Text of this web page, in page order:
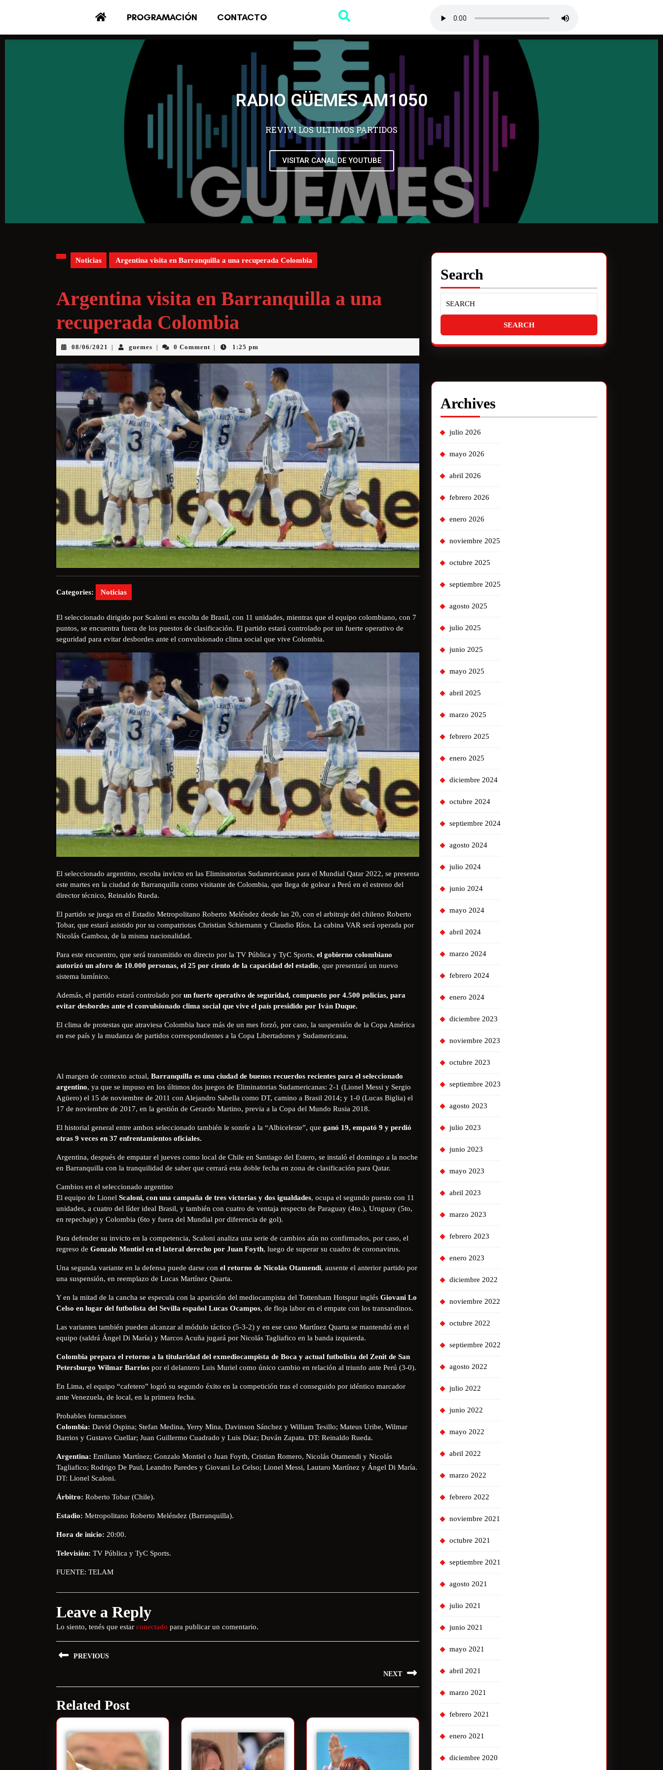
PROGRAMACIÓN CONTACTO
RADIO GÜEMES AM1050
REVIVI LOS ULTIMOS PARTIDOS
VISITAR CANAL DE YOUTUBE
Noticias Argentina visita en Barranquilla a una recuperada Colombia
Argentina visita en Barranquilla a una
recuperada Colombia
08/06/2021 guemes 0 Comment 1:25 pm
Categories: Noticias
El seleccionado dirigido por Scaloni es escolta de Brasil, con 11 unidades, mientras que el equipo colombiano, con 7
puntos, se encuentra fuera de los puestos de clasificación. El partido estará controlado por un fuerte operativo de
seguridad para evitar desbordes ante el convulsionado clima social que vive Colombia.
El seleccionado argentino, escolta invicto en las Eliminatorias Sudamericanas para el Mundial Qatar 2022, se presenta
este martes en la ciudad de Barranquilla como visitante de Colombia, que llega de golear a Perú en el estreno del
director técnico, Reinaldo Rueda.
El partido se juega en el Estadio Metropolitano Roberto Meléndez desde las 20, con el arbitraje del chileno Roberto
Tobar, que estará asistido por su compatriotas Christian Schiemann y Claudio Ríos. La cabina VAR será operada por
Nicolás Gamboa, de la misma nacionalidad.
Para este encuentro, que será transmitido en directo por la TV Pública y TyC Sports, el gobierno colombiano
autorizó un aforo de 10.000 personas, el 25 por ciento de la capacidad del estadio, que presentará un nuevo
sistema lumínico.
Además, el partido estará controlado por un fuerte operativo de seguridad, compuesto por 4.500 policías, para
evitar desbordes ante el convulsionado clima social que vive el país presidido por Iván Duque.
El clima de protestas que atraviesa Colombia hace más de un mes forzó, por caso, la suspensión de la Copa América
en ese país y la mudanza de partidos correspondientes a la Copa Libertadores y Sudamericana.
Al margen de contexto actual, Barranquilla es una ciudad de buenos recuerdos recientes para el seleccionado
argentino, ya que se impuso en los últimos dos juegos de Eliminatorias Sudamericanas: 2-1 (Lionel Messi y Sergio
Agüero) el 15 de noviembre de 2011 con Alejandro Sabella como DT, camino a Brasil 2014; y 1-0 (Lucas Biglia) el
17 de noviembre de 2017, en la gestión de Gerardo Martino, previa a la Copa del Mundo Rusia 2018.
El historial general entre ambos seleccionado también le sonríe a la “Albiceleste”, que ganó 19, empató 9 y perdió
otras 9 veces en 37 enfrentamientos oficiales.
Argentina, después de empatar el jueves como local de Chile en Santiago del Estero, se instaló el domingo a la noche
en Barranquilla con la tranquilidad de saber que cerrará esta doble fecha en zona de clasificación para Qatar.
Cambios en el seleccionado argentino
El equipo de Lionel Scaloni, con una campaña de tres victorias y dos igualdades, ocupa el segundo puesto con 11
unidades, a cuatro del líder ideal Brasil, y también con cuatro de ventaja respecto de Paraguay (4to.), Uruguay (5to,
en repechaje) y Colombia (6to y fuera del Mundial por diferencia de gol).
Para defender su invicto en la competencia, Scaloni analiza una serie de cambios aún no confirmados, por caso, el
regreso de Gonzalo Montiel en el lateral derecho por Juan Foyth, luego de superar su cuadro de coronavirus.
Una segunda variante en la defensa puede darse con el retorno de Nicolás Otamendi, ausente el anterior partido por
una suspensión, en reemplazo de Lucas Martínez Quarta.
Y en la mitad de la cancha se especula con la aparición del mediocampista del Tottenham Hotspur inglés Giovani Lo
Celso en lugar del futbolista del Sevilla español Lucas Ocampos, de floja labor en el empate con los transandinos.
Las variantes también pueden alcanzar al módulo táctico (5-3-2) y en ese caso Martínez Quarta se mantendrá en el
equipo (saldrá Ángel Di María) y Marcos Acuña jugará por Nicolás Tagliafico en la banda izquierda.
Colombia prepara el retorno a la titularidad del exmediocampista de Boca y actual futbolista del Zenit de San
Petersburgo Wilmar Barrios por el delantero Luis Muriel como único cambio en relación al triunfo ante Perú (3-0).
En Lima, el equipo “cafetero” logró su segundo éxito en la competición tras el conseguido por idéntico marcador
ante Venezuela, de local, en la primera fecha.
Probables formaciones
Colombia: David Ospina; Stefan Medina, Yerry Mina, Davinson Sánchez y William Tesillo; Mateus Uribe, Wilmar
Barrios y Gustavo Cuellar; Juan Guillermo Cuadrado y Luis Díaz; Duván Zapata. DT: Reinaldo Rueda.
Argentina: Emiliano Martínez; Gonzalo Montiel o Juan Foyth, Cristian Romero, Nicolás Otamendi y Nicolás
Tagliafico; Rodrigo De Paul, Leandro Paredes y Giovani Lo Celso; Lionel Messi, Lautaro Martínez y Ángel Di María.
DT: Lionel Scaloni.
Árbitro: Roberto Tobar (Chile).
Estadio: Metropolitano Roberto Meléndez (Barranquilla).
Hora de inicio: 20:00.
Televisión: TV Pública y TyC Sports.
FUENTE: TELAM
Leave a Reply
Lo siento, tenés que estar conectado para publicar un comentario.
PREVIOUS
NEXT
Related Post
Search
Archives
julio 2026
mayo 2026
abril 2026
febrero 2026
enero 2026
noviembre 2025
octubre 2025
septiembre 2025
agosto 2025
julio 2025
junio 2025
mayo 2025
abril 2025
marzo 2025
febrero 2025
enero 2025
diciembre 2024
octubre 2024
septiembre 2024
agosto 2024
julio 2024
junio 2024
mayo 2024
abril 2024
marzo 2024
febrero 2024
enero 2024
diciembre 2023
noviembre 2023
octubre 2023
septiembre 2023
agosto 2023
julio 2023
junio 2023
mayo 2023
abril 2023
marzo 2023
febrero 2023
enero 2023
diciembre 2022
noviembre 2022
octubre 2022
septiembre 2022
agosto 2022
julio 2022
junio 2022
mayo 2022
abril 2022
marzo 2022
febrero 2022
noviembre 2021
octubre 2021
septiembre 2021
agosto 2021
julio 2021
junio 2021
mayo 2021
abril 2021
marzo 2021
febrero 2021
enero 2021
diciembre 2020